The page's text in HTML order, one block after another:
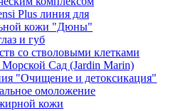
Plus линия для
кожи "Дюны"
и губ
со стволовыми клетками
Морской Сад (Jardin Marin)
"Очищение и детоксикация"
омоложение
кожи